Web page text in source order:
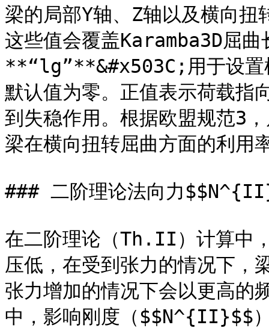
梁的局部Y轴、Z轴以及横向
这些值会覆盖Karamba3D屈曲
**“lg”**&#x503C;用于设置
默认值为零。正值表示荷载指
到失稳作用。根据欧盟规范
梁在横向扭转屈曲方面的利用
### 二阶理论法向力
在二阶理论（Th.II）计算中
压低，在受到张力的情况下，
张力增加的情况下会以更高的
中，影响刚度（$$N^{II}$$